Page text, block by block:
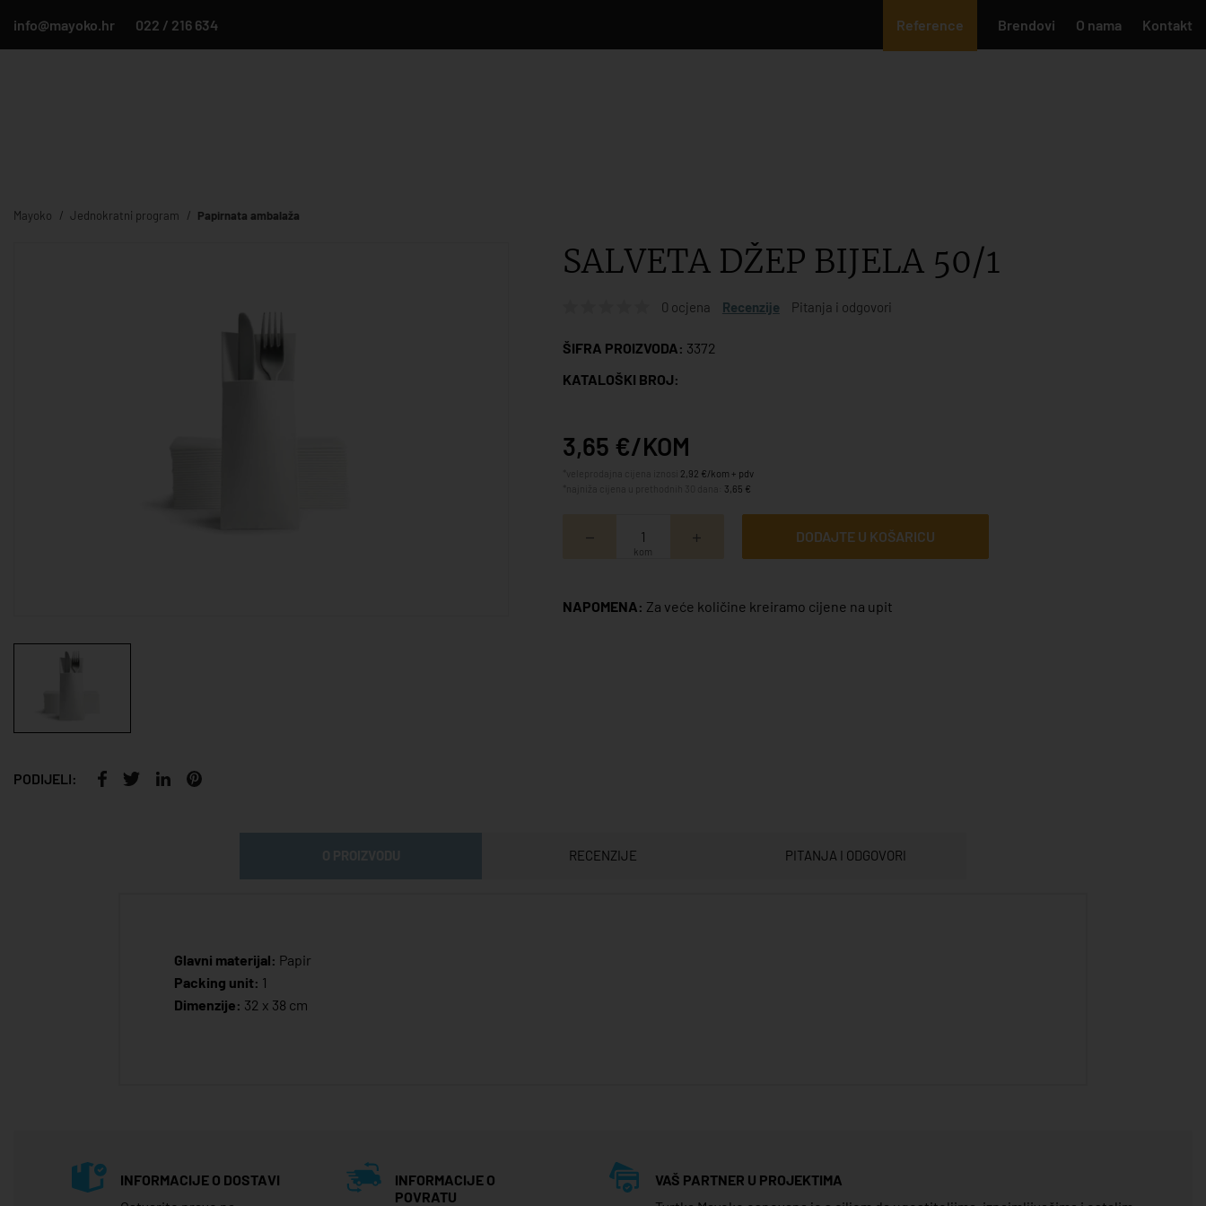
info@mayoko.hr 022 / 216 634 Reference Brendovi O nama Kontakt
Mayoko Jednokratni program Papirnata ambalaža
PODIJELI:
SALVETA DŽEP BIJELA 50/1
0 ocjena Recenzije Pitanja i odgovori
ŠIFRA PROIZVODA: 3372
KATALOŠKI BROJ:
3,65 €/KOM
2,92 €/kom + pdv
3,65 €
kom
DODAJTE U KOŠARICU
NAPOMENA: Za veće količine kreiramo cijene na upit
RECENZIJE PITANJA I ODGOVORI
Glavni materijal: Papir
Packing unit: 1
Dimenzije: 32 x 38 cm
INFORMACIJE O DOSTAVI
INFORMACIJE O
POVRATU
VAŠ PARTNER U PROJEKTIMA